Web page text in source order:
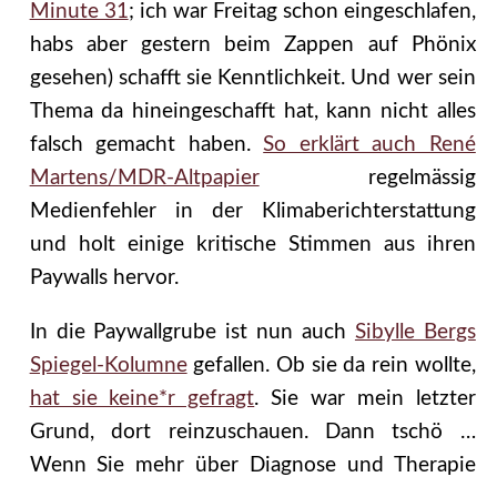
Minute 31; ich war Freitag schon eingeschlafen,
habs aber gestern beim Zappen auf Phönix
gesehen) schafft sie Kenntlichkeit. Und wer sein
Thema da hineingeschafft hat, kann nicht alles
falsch gemacht haben.So erklärt auch René
Martens/MDR-Altpapierregelmässig
Medienfehler in der Klimaberichterstattung
und holt einige kritische Stimmen aus ihren
Paywalls hervor.
In die Paywallgrube ist nun auch Sibylle Bergs
Spiegel-Kolumnegefallen. Ob sie da rein wollte,
hat sie keine*r gefragt. Sie war mein letzter
Grund, dort reinzuschauen. Dann tschö …
Wenn Sie mehr über Diagnose und Therapie